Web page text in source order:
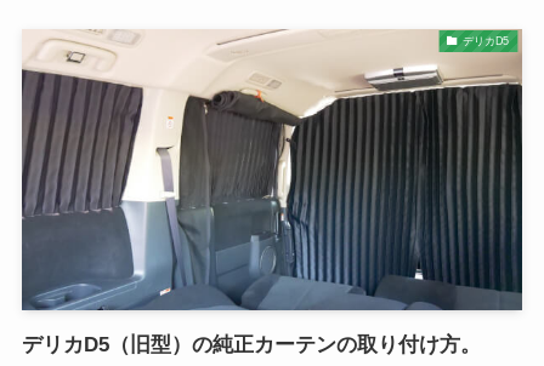
デリカD5
デリカD5（旧型）の純正カーテンの取り付け方。